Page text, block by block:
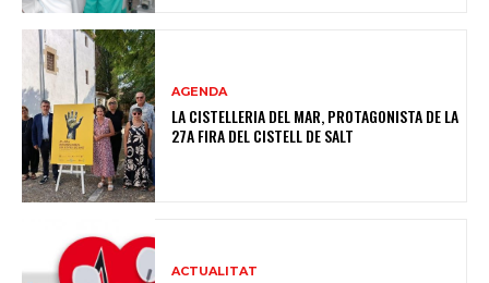
AGENDA
LA CISTELLERIA DEL MAR, PROTAGONISTA DE LA
27A FIRA DEL CISTELL DE SALT
ACTUALITAT